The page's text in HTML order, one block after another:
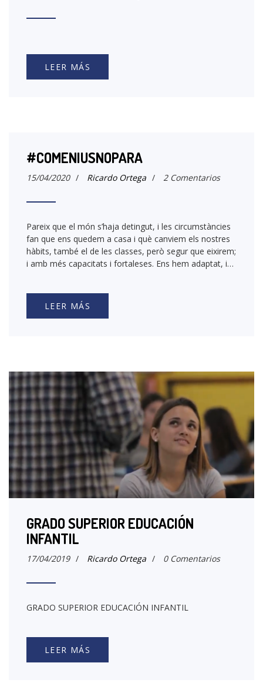
LEER MÁS
#COMENIUSNOPARA
15/04/2020 / Ricardo Ortega / 2 Comentarios
Pareix que el món s’haja detingut, i les circumstàncies
fan que ens quedem a casa i què canviem els nostres
hàbits, també el de les classes, però segur que eixirem;
i amb més capacitats i fortaleses. Ens hem adaptat, i…
LEER MÁS
GRADO SUPERIOR EDUCACIÓN
INFANTIL
17/04/2019 / Ricardo Ortega / 0 Comentarios
GRADO SUPERIOR EDUCACIÓN INFANTIL
LEER MÁS